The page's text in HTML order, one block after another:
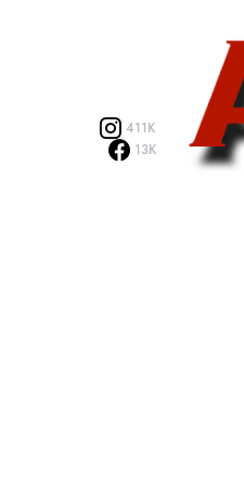
411K
13K